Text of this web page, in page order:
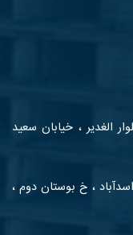
الغدیر ، خیابان سعید
، خ بوستان دوم ،